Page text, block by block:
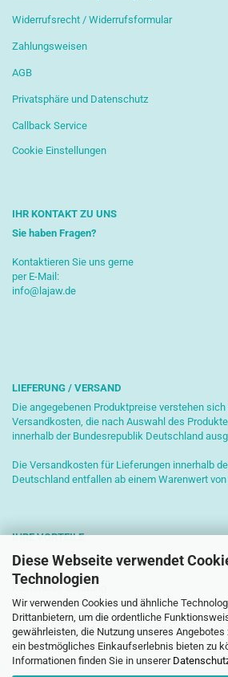
Diese Webseite verwendet
Technologien
Wir verwenden Cookies und ähnliche
Drittanbietern, um die ordentliche
gewährleisten, die Nutzung unseres
ein bestmögliches Einkaufserlebnis bieten zu
Informationen finden Sie in unserer
Widerrufsrecht / Widerrufsformular
Zahlungsweisen
AGB
Privatsphäre und Datenschutz
Callback Service
Cookie Einstellungen
IHR KONTAKT ZU UNS
Sie haben Fragen?
Kontaktieren Sie uns gerne
per E-Mail:
info@lajaw.de
LIEFERUNG / VERSAND
Die angegebenen Produktpreise verstehen sich
Versandkosten, die nach Auswahl des
innerhalb der Bundesrepublik Deutschland
Die Versandkosten für Lieferungen innerhalb
Deutschland entfallen ab einem Warenwert von
IHRE VORTEILE
Sichere Zahlung mit SSL-Verschlüsselung
Kostenlose Beratung
Schnelle Versendung
Paketversand mit DHL